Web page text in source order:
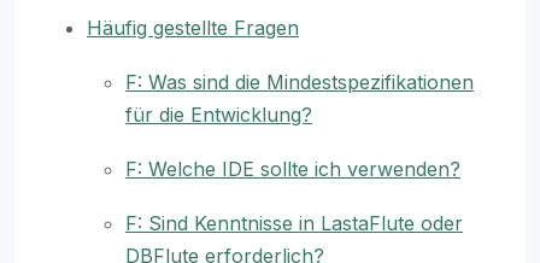
Häufig gestellte Fragen
F: Was sind die Mindestspezifikationen
für die Entwicklung?
F: Welche IDE sollte ich verwenden?
F: Sind Kenntnisse in LastaFlute oder
DBFlute erforderlich?